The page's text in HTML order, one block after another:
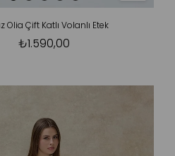
Olia Çift Katlı Volanlı Etek
₺1.590,00